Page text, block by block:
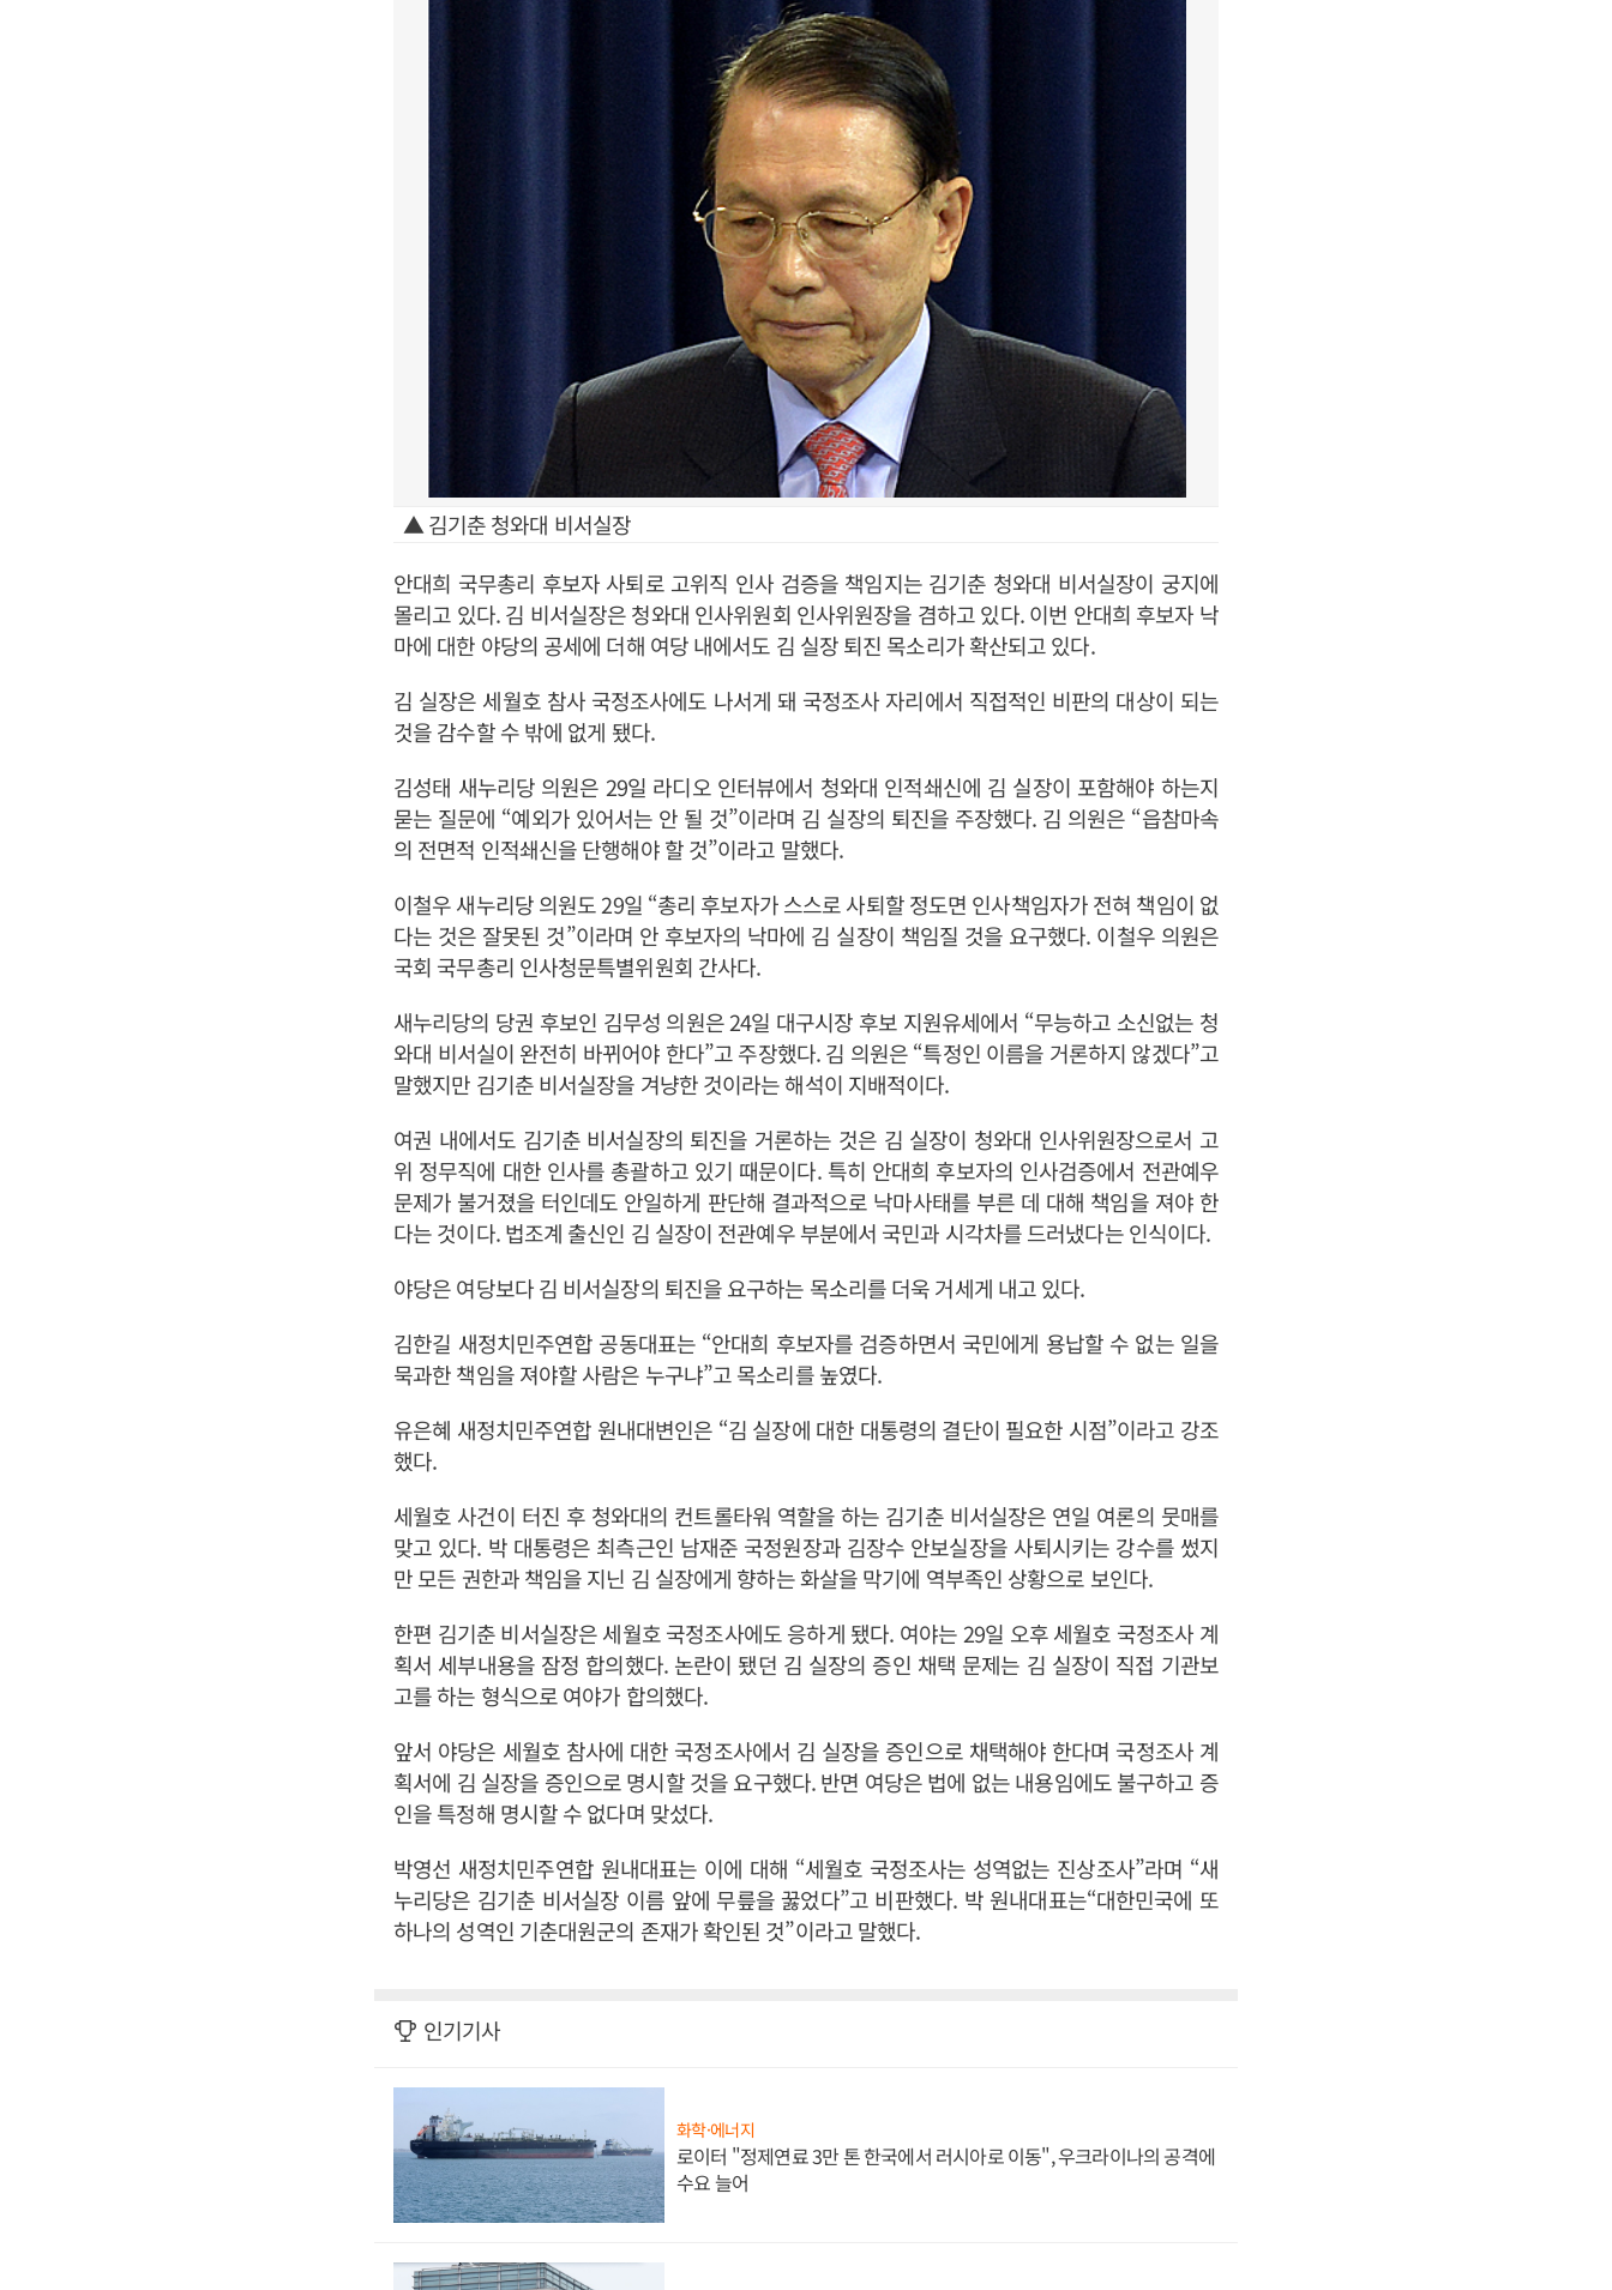
▲ 김기춘 청와대 비서실장
안대희 국무총리 후보자 사퇴로 고위직 인사 검증을 책임지는 김기춘 청와대 비서실장이 궁지에
몰리고 있다. 김 비서실장은 청와대 인사위원회 인사위원장을 겸하고 있다. 이번 안대희 후보자 낙
마에 대한 야당의 공세에 더해 여당 내에서도 김 실장 퇴진 목소리가 확산되고 있다.
김 실장은 세월호 참사 국정조사에도 나서게 돼 국정조사 자리에서 직접적인 비판의 대상이 되는
것을 감수할 수 밖에 없게 됐다.
김성태 새누리당 의원은 29일 라디오 인터뷰에서 청와대 인적쇄신에 김 실장이 포함해야 하는지
묻는 질문에 “예외가 있어서는 안 될 것”이라며 김 실장의 퇴진을 주장했다. 김 의원은 “읍참마속
의 전면적 인적쇄신을 단행해야 할 것”이라고 말했다.
이철우 새누리당 의원도 29일 “총리 후보자가 스스로 사퇴할 정도면 인사책임자가 전혀 책임이 없
다는 것은 잘못된 것”이라며 안 후보자의 낙마에 김 실장이 책임질 것을 요구했다. 이철우 의원은
국회 국무총리 인사청문특별위원회 간사다.
새누리당의 당권 후보인 김무성 의원은 24일 대구시장 후보 지원유세에서 “무능하고 소신없는 청
와대 비서실이 완전히 바뀌어야 한다”고 주장했다. 김 의원은 “특정인 이름을 거론하지 않겠다”고
말했지만 김기춘 비서실장을 겨냥한 것이라는 해석이 지배적이다.
여권 내에서도 김기춘 비서실장의 퇴진을 거론하는 것은 김 실장이 청와대 인사위원장으로서 고
위 정무직에 대한 인사를 총괄하고 있기 때문이다. 특히 안대희 후보자의 인사검증에서 전관예우
문제가 불거졌을 터인데도 안일하게 판단해 결과적으로 낙마사태를 부른 데 대해 책임을 져야 한
다는 것이다. 법조계 출신인 김 실장이 전관예우 부분에서 국민과 시각차를 드러냈다는 인식이다.
야당은 여당보다 김 비서실장의 퇴진을 요구하는 목소리를 더욱 거세게 내고 있다.
김한길 새정치민주연합 공동대표는 “안대희 후보자를 검증하면서 국민에게 용납할 수 없는 일을
묵과한 책임을 져야할 사람은 누구냐”고 목소리를 높였다.
유은혜 새정치민주연합 원내대변인은 “김 실장에 대한 대통령의 결단이 필요한 시점”이라고 강조
했다.
세월호 사건이 터진 후 청와대의 컨트롤타워 역할을 하는 김기춘 비서실장은 연일 여론의 뭇매를
맞고 있다. 박 대통령은 최측근인 남재준 국정원장과 김장수 안보실장을 사퇴시키는 강수를 썼지
만 모든 권한과 책임을 지닌 김 실장에게 향하는 화살을 막기에 역부족인 상황으로 보인다.
한편 김기춘 비서실장은 세월호 국정조사에도 응하게 됐다. 여야는 29일 오후 세월호 국정조사 계
획서 세부내용을 잠정 합의했다. 논란이 됐던 김 실장의 증인 채택 문제는 김 실장이 직접 기관보
고를 하는 형식으로 여야가 합의했다.
앞서 야당은 세월호 참사에 대한 국정조사에서 김 실장을 증인으로 채택해야 한다며 국정조사 계
획서에 김 실장을 증인으로 명시할 것을 요구했다. 반면 여당은 법에 없는 내용임에도 불구하고 증
인을 특정해 명시할 수 없다며 맞섰다.
박영선 새정치민주연합 원내대표는 이에 대해 “세월호 국정조사는 성역없는 진상조사”라며 “새
누리당은 김기춘 비서실장 이름 앞에 무릎을 꿇었다”고 비판했다. 박 원내대표는“대한민국에 또
하나의 성역인 기춘대원군의 존재가 확인된 것”이라고 말했다.
인기기사
화학·에너지
로이터 "정제연료 3만 톤 한국에서 러시아로 이동", 우크라이나의 공격에
수요 늘어